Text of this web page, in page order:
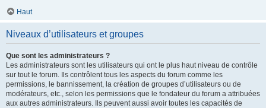
Haut
Niveaux d’utilisateurs et groupes
Que sont les administrateurs ?
Les administrateurs sont les utilisateurs qui ont le plus haut niveau de contrôle
sur tout le forum. Ils contrôlent tous les aspects du forum comme les
permissions, le bannissement, la création de groupes d’utilisateurs ou de
modérateurs, etc., selon les permissions que le fondateur du forum a attribuées
aux autres administrateurs. Ils peuvent aussi avoir toutes les capacités de